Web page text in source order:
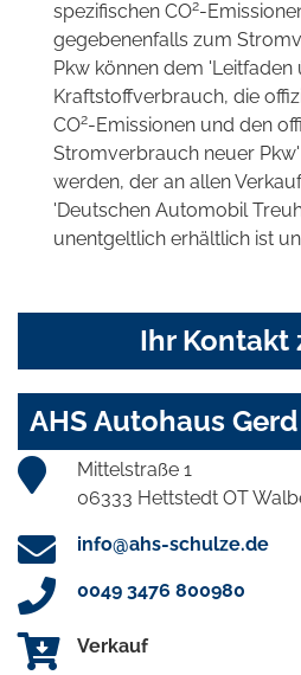
spezifischen CO2-
gegebenenfalls zum
Pkw können dem
Kraftstoffverbrauch, die
CO2-Emissionen und den
Stromverbrauch neuer
werden, der an allen
'Deutschen Automobil
unentgeltlich erhältlich ist
Ihr Kontakt
AHS Autohaus
Mittelstraße 1
06333 Hettstedt OT
info@ahs-schulze.de
0049 3476 800980
Verkauf